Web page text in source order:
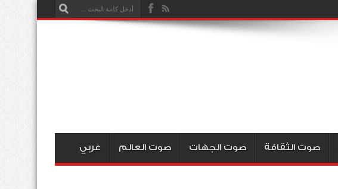
صوت الثقافة صوت الجهات صوت العالم عربي